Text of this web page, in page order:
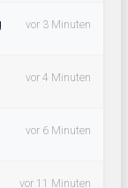
vor 3 Minuten
vor 4 Minuten
vor 6 Minuten
vor 11 Minuten